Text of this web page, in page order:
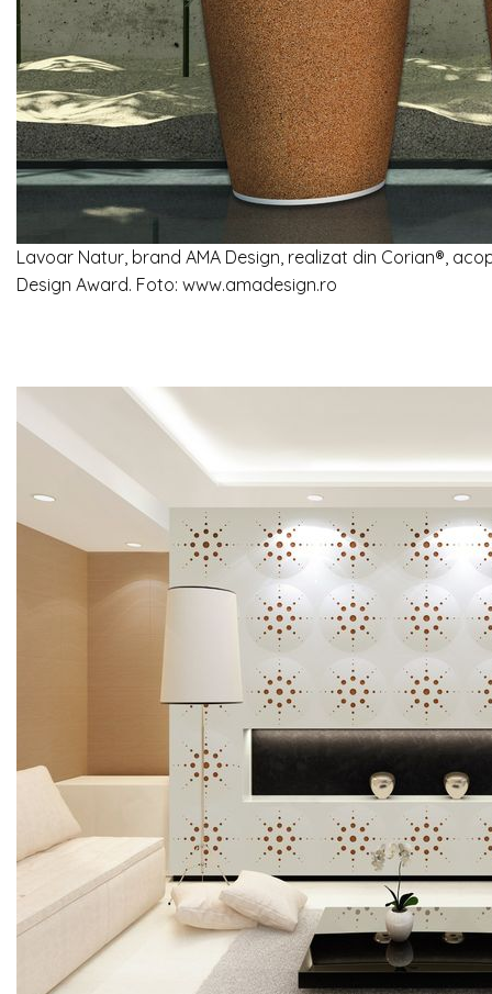
Lavoar Natur, brand AMA Design, realizat din Corian®,
Design Award. Foto: www.amadesign.ro